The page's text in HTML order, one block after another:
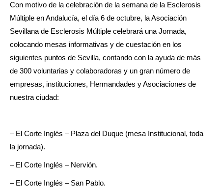
Con motivo de la celebración de la semana de la Esclerosis
Múltiple en Andalucía, el día 6 de octubre, la Asociación
Sevillana de Esclerosis Múltiple celebrará una Jornada,
colocando mesas informativas y de cuestación en los
siguientes puntos de Sevilla, contando con la ayuda de más
de 300 voluntarias y colaboradoras y un gran número de
empresas, instituciones, Hermandades y Asociaciones de
nuestra ciudad:
– El Corte Inglés – Plaza del Duque (mesa Institucional, toda
la jornada).
– El Corte Inglés – Nervión.
– El Corte Inglés – San Pablo.